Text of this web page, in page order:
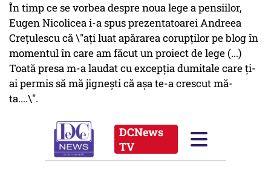
În timp ce se vorbea despre noua lege a pensiilor,
Eugen Nicolicea i-a spus prezentatoarei Andreea
Creţulescu că \"aţi luat apărarea corupţilor pe blog în
momentul în care am făcut un proiect de lege (...)
Toată presa m-a laudat cu excepţia dumitale care ţi-
ai permis să mă jigneşti că aşa te-a crescut mă-
ta....\".